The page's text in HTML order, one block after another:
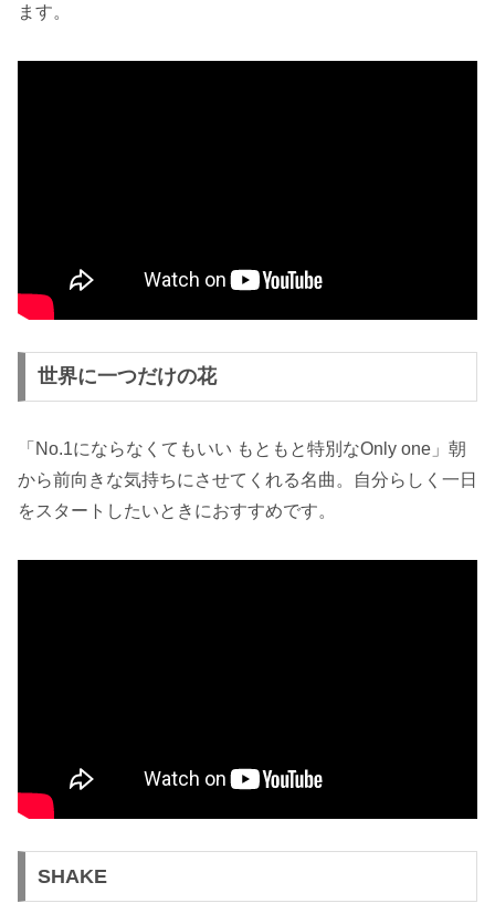
ます。
世界に一つだけの花
「No.1にならなくてもいい もともと特別なOnly one」朝
から前向きな気持ちにさせてくれる名曲。自分らしく一日
をスタートしたいときにおすすめです。
SHAKE